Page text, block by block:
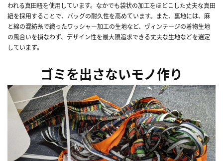
われる真田紐を使用しています。なかでも袋状の加工をほどこした丈夫な真田
紐を採用することで、バッグの耐久性を高めています。また、裏地には、麻
と綿の混紡糸で織ったワッシャー加工の生地など、ヴィンテージの着物生地
の風合いを損なわず、デザイン性を最大限追求できる丈夫な生地などを選定
しています。
ゴミを出さないモノ作り